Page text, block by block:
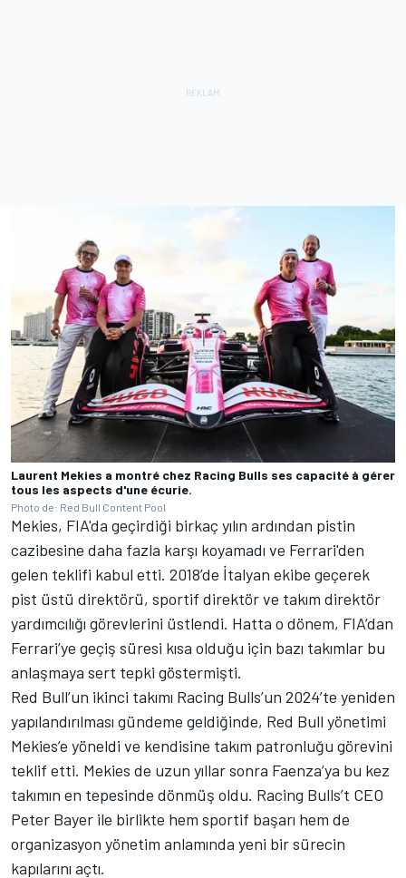
Laurent Mekies a montré chez Racing Bulls ses capacité à gérer
tous les aspects d'une écurie.
Photo de: Red Bull Content Pool
Mekies, FIA'da geçirdiği birkaç yılın ardından pistin
cazibesine daha fazla karşı koyamadı ve Ferrari'den
gelen teklifi kabul etti. 2018’de İtalyan ekibe geçerek
pist üstü direktörü, sportif direktör ve takım direktör
yardımcılığı görevlerini üstlendi. Hatta o dönem, FIA’dan
Ferrari’ye geçiş süresi kısa olduğu için bazı takımlar bu
anlaşmaya sert tepki göstermişti.
Red Bull’un ikinci takımı Racing Bulls’un 2024’te yeniden
yapılandırılması gündeme geldiğinde, Red Bull yönetimi
Mekies’e yöneldi ve kendisine takım patronluğu görevini
teklif etti. Mekies de uzun yıllar sonra Faenza’ya bu kez
takımın en tepesinde dönmüş oldu. Racing Bulls’t CEO
Peter Bayer ile birlikte hem sportif başarı hem de
organizasyon yönetim anlamında yeni bir sürecin
kapılarını açtı.